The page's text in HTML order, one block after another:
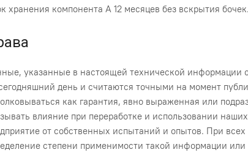
хранения компонента А 12 месяцев без вскрытия бочек.
указанные в настоящей технической
день и считаются точными на момент
как гарантия, явно выраженная или
влияние при переработке и использовании
от собственных испытаний и опытов. При всех
степени применимости такой информации или